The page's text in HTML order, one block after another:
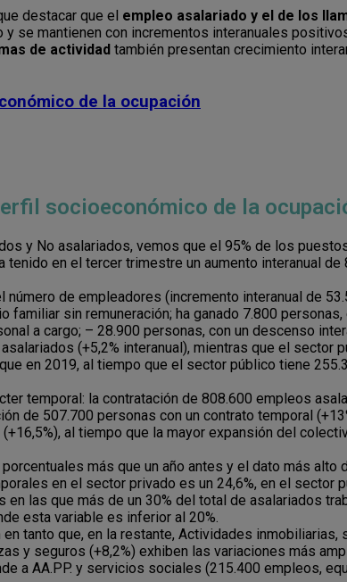
destacar que el empleo asalariado y el de los
se mantienen con incrementos interanuales
de actividad también presentan crecimiento
de la ocupación
socioeconómico de la
y No asalariados, vemos que el 95% de los
en el tercer trimestre un aumento interanual
de empleadores (incremento interanual de
sin remuneración; ha ganado 7.800 personas,
a cargo; – 28.900 personas, con un descenso
(+5,2% interanual), mientras que el sector
en 2019, al tiempo que el sector público tiene
temporal: la contratación de 808.600 empleos
de 507.700 personas con un contrato temporal
al tiempo que la mayor expansión del
más que un año antes y el dato más alto
en el sector privado es un 24,6%, en el sector
en las que más de un 30% del total de asalariados
esta variable es inferior al 20%.
tanto que, en la restante, Actividades inmobiliarias,
y seguros (+8,2%) exhiben las variaciones más
a AA.PP. y servicios sociales (215.400 empleos,